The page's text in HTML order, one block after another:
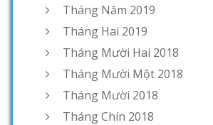
Tháng Năm 2019
Tháng Hai 2019
Tháng Mười Hai 2018
Tháng Mười Một 2018
Tháng Mười 2018
Tháng Chín 2018